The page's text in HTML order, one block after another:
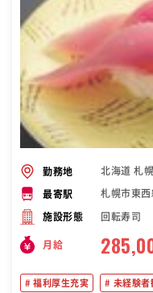
勤務地 北海道 札
最寄駅 札幌市東
施設形態 回転寿司
月給
福利厚生充実 未経験者